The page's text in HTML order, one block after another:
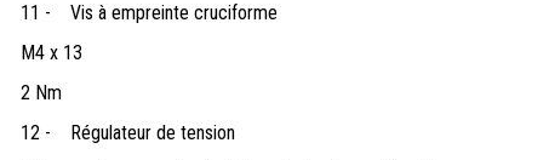
11 -
Vis à empreinte cruciforme
M4 x 13
2 Nm
12 -
Régulateur de tension